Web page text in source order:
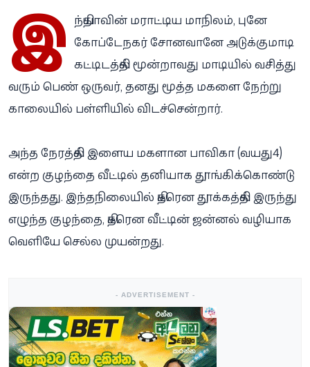
இ ந்தியாவின் மராட்டிய மாநிலம், புனே
கோப்டேநகர் சோனவானே அடுக்குமாடி
கட்டிடத்தில் மூன்றாவது மாடியில் வசித்து
வரும் பெண் ஒருவர், தனது மூத்த மகளை நேற்று
காலையில் பள்ளியில் விடச்சென்றார்.
அந்த நேரத்தில் இளைய மகளான பாவிகா (வயது4)
என்ற குழந்தை வீட்டில் தனியாக தூங்கிக்கொண்டு
இருந்தது. இந்தநிலையில் திடீரென தூக்கத்தில் இருந்து
எழுந்த குழந்தை, திடீரென வீட்டின் ஜன்னல் வழியாக
வெளியே செல்ல முயன்றது.
- ADVERTISEMENT -